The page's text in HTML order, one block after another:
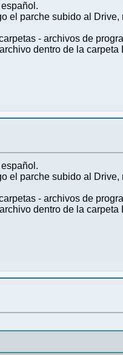
el parche subido al Drive,
- archivos de
dentro de la carpeta
el parche subido al Drive,
- archivos de
dentro de la carpeta